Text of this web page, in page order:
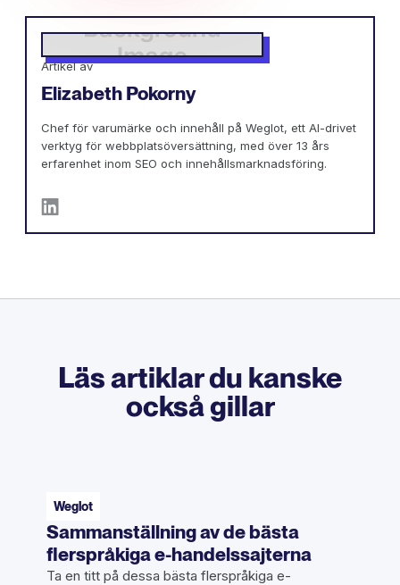
Artikel av
Elizabeth Pokorny
Chef för varumärke och innehåll på Weglot, ett AI-drivet
verktyg för webbplatsöversättning, med över 13 års
erfarenhet inom SEO och innehållsmarknadsföring.
Läs artiklar du kanske
också gillar
Weglot
Sammanställning av de bästa
flerspråkiga e-handelssajterna
Ta en titt på dessa bästa flerspråkiga e-